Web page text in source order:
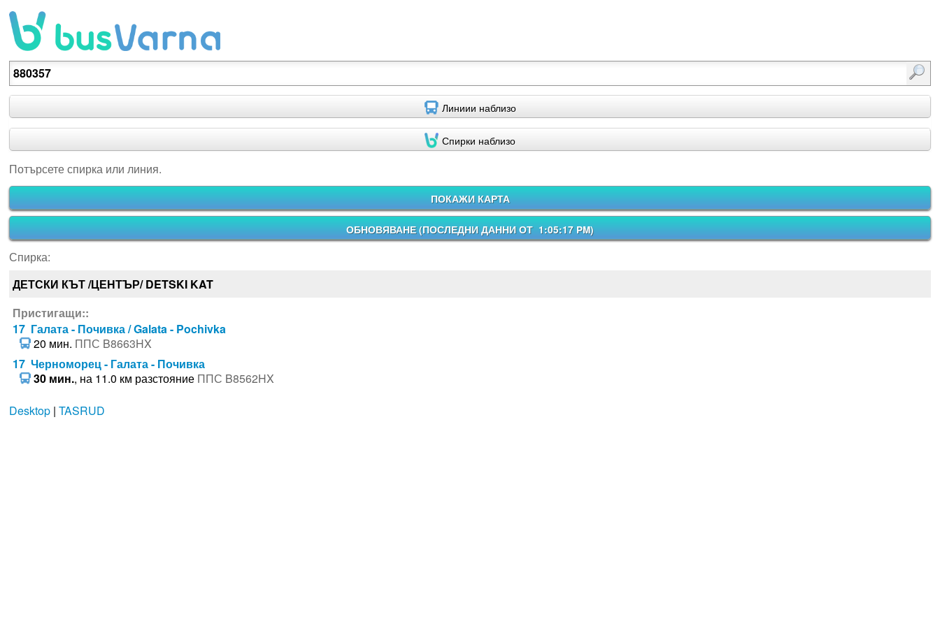
Потърсете спирка или линия.
Линиии наблизо
Спирки наблизо
Потърсете спирка или линия.
ПОКАЖИ КАРТА
ОБНОВЯВАНЕ (ПОСЛЕДНИ ДАННИ ОТ 1:05:17 PM)
Спирка:
ДЕТСКИ КЪТ /ЦЕНТЪР/ DETSKI KAT
Пристигащи::
17 Галата - Почивка / Galata - Pochivka
20 мин. ППС B8663HX
17 Черноморец - Галата - Почивка
30 мин., на 11.0 км разстояние ППС B8562HX
Desktop| TASRUD